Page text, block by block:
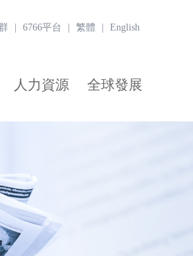
6766平台 繁體 English
人力資源 全球發展